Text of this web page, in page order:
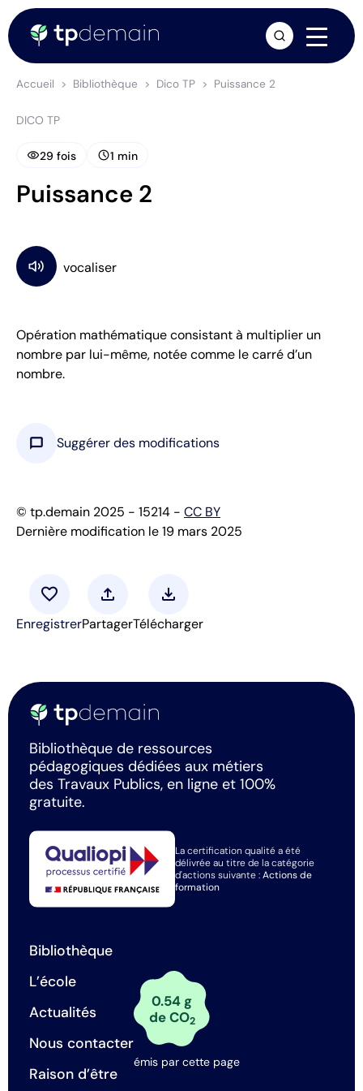
Accueil Bibliothèque Dico TP Puissance 2
DICO TP
visibility29 fois schedule1 min
Puissance 2
Opération mathématique consistant à multiplier un
nombre par lui-même, notée comme le carré d’un
nombre.
chat_bubble Suggérer des modifications
© tp.demain 2025 - 15214 - CC BY
Dernière modification le 19 mars 2025
favorite
Enregistrer
upload
Partager
download
Télécharger
Bibliothèque de ressources
pédagogiques dédiées aux métiers
des Travaux Publics, en ligne et 100%
gratuite.
La certification qualité a été
délivrée au titre de la catégorie
d'actions suivante :Actions de
formation
Bibliothèque
L’école
Actualités
Nous contacter
Raison d’être
0.54 g
de CO2
émis par cette page
arrow_forward